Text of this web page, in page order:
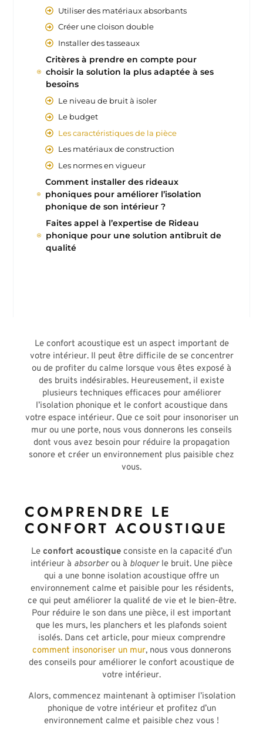
Utiliser des matériaux absorbants
Créer une cloison double
Installer des tasseaux
Critères à prendre en compte pour
choisir la solution la plus adaptée à ses
besoins
Le niveau de bruit à isoler
Le budget
Les caractéristiques de la pièce
Les matériaux de construction
Les normes en vigueur
Comment installer des rideaux
phoniques pour améliorer l’isolation
phonique de son intérieur ?
Faites appel à l’expertise de Rideau
phonique pour une solution antibruit de
qualité
Le confort acoustique est un aspect important de
votre intérieur. Il peut être difficile de se concentrer
ou de profiter du calme lorsque vous êtes exposé à
des bruits indésirables. Heureusement, il existe
plusieurs techniques efficaces pour améliorer
l’isolation phonique et le confort acoustique dans
votre espace intérieur. Que ce soit pour insonoriser un
mur ou une porte, nous vous donnerons les conseils
dont vous avez besoin pour réduire la propagation
sonore et créer un environnement plus paisible chez
vous.
COMPRENDRE LE
CONFORT ACOUSTIQUE
Le confort acoustique consiste en la capacité d’un
intérieur à absorberou à bloquerle bruit. Une pièce
qui a une bonne isolation acoustique offre un
environnement calme et paisible pour les résidents,
ce qui peut améliorer la qualité de vie et le bien-être.
Pour réduire le son dans une pièce, il est important
que les murs, les planchers et les plafonds soient
isolés. Dans cet article, pour mieux comprendre
comment insonoriser un mur, nous vous donnerons
des conseils pour améliorer le confort acoustique de
votre intérieur.
Alors, commencez maintenant à optimiser l’isolation
phonique de votre intérieur et profitez d’un
environnement calme et paisible chez vous !